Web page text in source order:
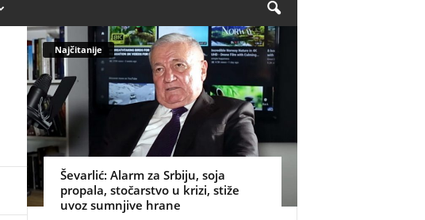
Najčitanije
Ševarlić: Alarm za Srbiju, soja
propala, stočarstvo u krizi, stiže
uvoz sumnjive hrane